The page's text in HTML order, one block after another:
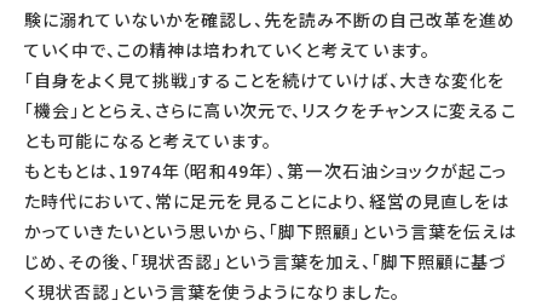
験に溺れていないかを確認し、先を読み不断の自己改革を進め
ていく中で、この精神は培われていくと考えています。
「自身をよく見て挑戦」することを続けていけば、大きな変化を
「機会」ととらえ、さらに高い次元で、リスクをチャンスに変えるこ
とも可能になると考えています。
もともとは、1974年（昭和49年）、第一次石油ショックが起こっ
た時代において、常に足元を見ることにより、経営の見直しをは
かっていきたいという思いから、「脚下照顧」という言葉を伝えは
じめ、その後、「現状否認」という言葉を加え、「脚下照顧に基づ
く現状否認」という言葉を使うようになりました。